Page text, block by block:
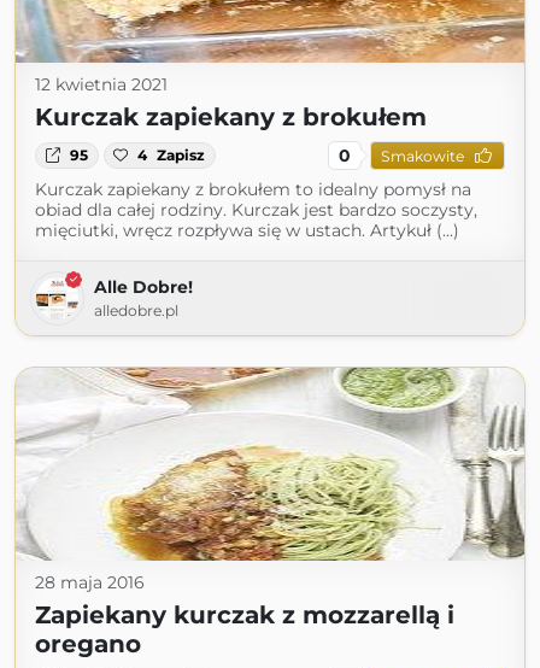
12 kwietnia 2021
Kurczak zapiekany z brokułem
95 4 Zapisz 0 Smakowite
Kurczak zapiekany z brokułem to idealny pomysł na
obiad dla całej rodziny. Kurczak jest bardzo soczysty,
mięciutki, wręcz rozpływa się w ustach. Artykuł (...)
Alle Dobre!
alledobre.pl
28 maja 2016
Zapiekany kurczak z mozzarellą i
oregano